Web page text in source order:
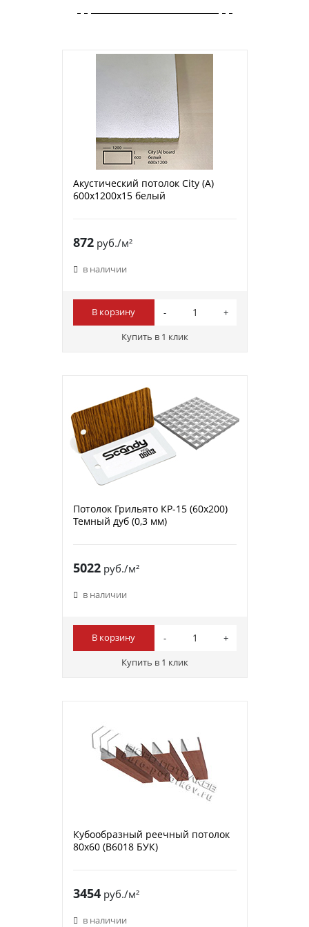
Акустический потолок City (A)
600х1200х15 белый
872руб./м²
в наличии
В корзину
Купить в 1 клик
Потолок Грильято КР-15 (60х200)
Темный дуб (0,3 мм)
5022руб./м²
в наличии
В корзину
Купить в 1 клик
Кубообразный реечный потолок
80х60 (B6018 БУК)
3454руб./м²
в наличии